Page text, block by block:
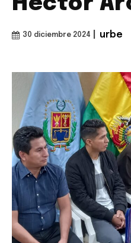
30 diciembre 2024 urbe